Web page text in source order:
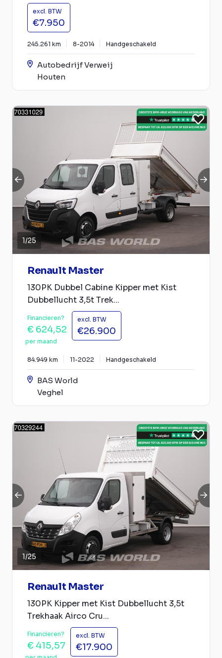
excl. BTW
€7.950
245.261 km 8-2014 Handgeschakeld
Autobedrijf Verweij
Houten
1/25
Renault Master
130PK Dubbel Cabine Kipper met Kist
Dubbellucht 3,5t Trek...
Financieren?
€ 624,52
per maand
excl. BTW
€26.900
84.949 km 11-2022 Handgeschakeld
BAS World
Veghel
1/25
Renault Master
130PK Kipper met Kist Dubbellucht 3,5t
Trekhaak Airco Cru...
Financieren?
€ 415,57
excl. BTW
€17.900